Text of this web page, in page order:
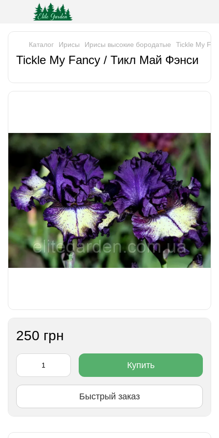
Каталог Ирисы Ирисы высокие бородатые Tickle My
Tickle My Fancy / Тикл Май Фэнси
250 грн
Купить
Быстрый заказ